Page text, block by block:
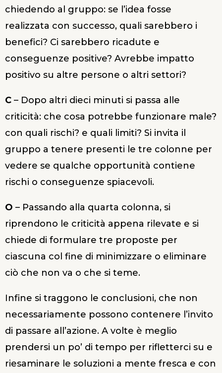
chiedendo al gruppo: se l’idea fosse
realizzata con successo, quali sarebbero i
benefici? Ci sarebbero ricadute e
conseguenze positive? Avrebbe impatto
positivo su altre persone o altri settori?
C – Dopo altri dieci minuti si passa alle
criticità: che cosa potrebbe funzionare male?
con quali rischi? e quali limiti? Si invita il
gruppo a tenere presenti le tre colonne per
vedere se qualche opportunità contiene
rischi o conseguenze spiacevoli.
O – Passando alla quarta colonna, si
riprendono le criticità appena rilevate e si
chiede di formulare tre proposte per
ciascuna col fine di minimizzare o eliminare
ciò che non va o che si teme.
Infine si traggono le conclusioni, che non
necessariamente possono contenere l’invito
di passare all’azione. A volte è meglio
prendersi un po’ di tempo per rifletterci su e
riesaminare le soluzioni a mente fresca e con